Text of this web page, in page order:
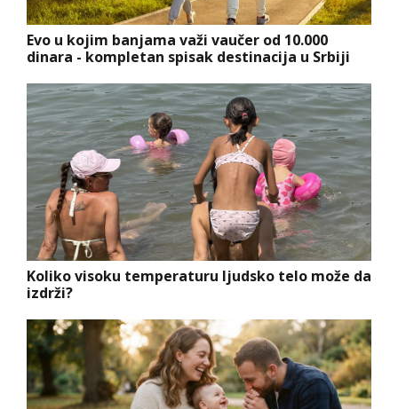
Evo u kojim banjama važi vaučer od 10.000
dinara - kompletan spisak destinacija u Srbiji
Koliko visoku temperaturu ljudsko telo može da
izdrži?